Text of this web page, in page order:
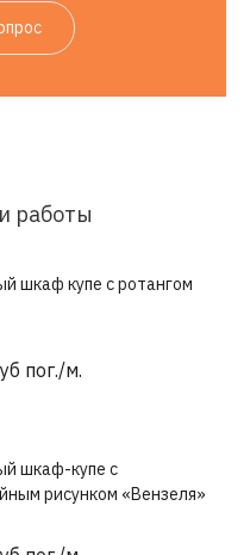
работы
шкаф купе с ротангом
пог./м.
шкаф-купе с
рисунком «Вензеля»